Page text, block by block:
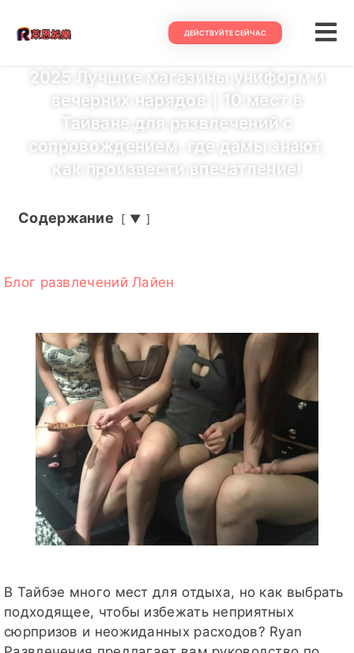
ДЕЙСТВУЙТЕ СЕЙЧАС
2025 Лучшие магазины униформ и
вечерних нарядов｜10 мест в
Тайване для развлечений с
сопровождением, где дамы знают,
как произвести впечатление!
Содержание ▼
Блог развлечений Лайен
В Тайбэе много мест для отдыха, но как выбрать
подходящее, чтобы избежать неприятных
сюрпризов и неожиданных расходов? Ryan